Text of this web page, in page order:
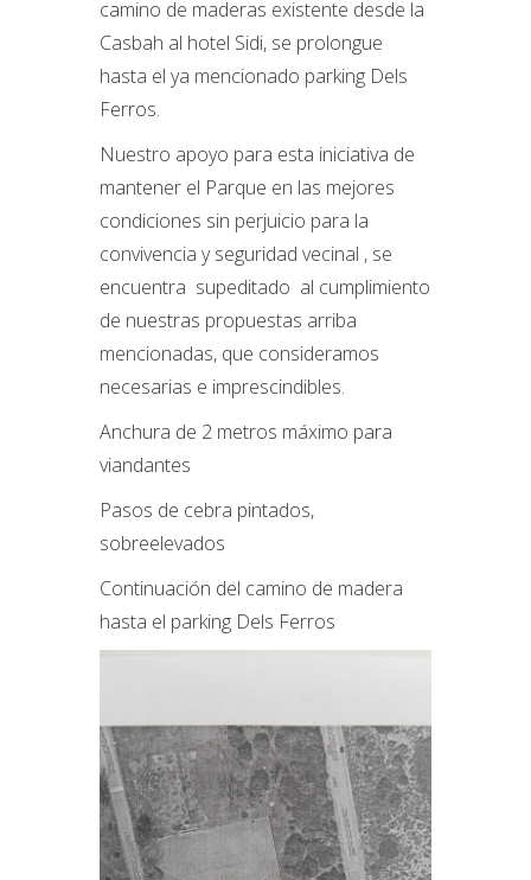
camino de maderas existente desde la
Casbah al hotel Sidi, se prolongue
hasta el ya mencionado parking Dels
Ferros.
Nuestro apoyo para esta iniciativa de
mantener el Parque en las mejores
condiciones sin perjuicio para la
convivencia y seguridad vecinal , se
encuentra supeditado al cumplimiento
de nuestras propuestas arriba
mencionadas, que consideramos
necesarias e imprescindibles.
Anchura de 2 metros máximo para
viandantes
Pasos de cebra pintados,
sobreelevados
Continuación del camino de madera
hasta el parking Dels Ferros